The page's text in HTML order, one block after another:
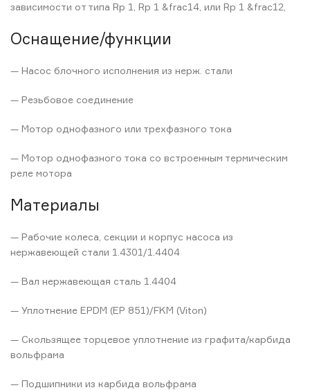
зависимости от типа Rp 1, Rp 1 &frac14, или Rp 1 &frac12,
Оснащение/функции
— Насос блочного исполнения из нерж. стали
— Резьбовое соединение
— Мотор однофазного или трехфазного тока
— Мотор однофазного тока со встроенным термическим
реле мотора
Материалы
— Рабочие колеса, секции и корпус насоса из
нержавеющей стали 1.4301/1.4404
— Вал нержавеющая сталь 1.4404
— Уплотнение EPDM (EP 851)/FKM (Viton)
— Скользящее торцевое уплотнение из графита/карбида
вольфрама
— Подшипники из карбида вольфрама